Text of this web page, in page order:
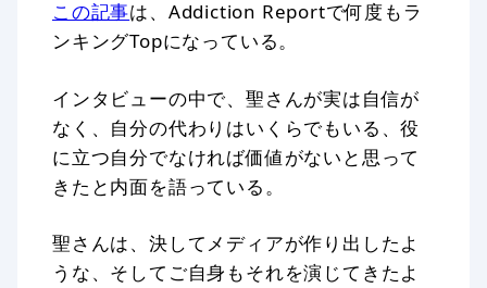
この記事は、Addiction Reportで何度もラ
ンキングTopになっている。
インタビューの中で、聖さんが実は自信が
なく、自分の代わりはいくらでもいる、役
に立つ自分でなければ価値がないと思って
きたと内面を語っている。
聖さんは、決してメディアが作り出したよ
うな、そしてご自身もそれを演じてきたよ